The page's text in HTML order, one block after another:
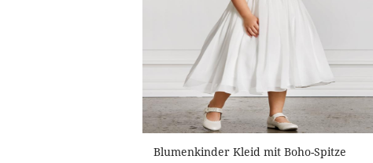
Blumenkinder Kleid mit Boho-Spitze